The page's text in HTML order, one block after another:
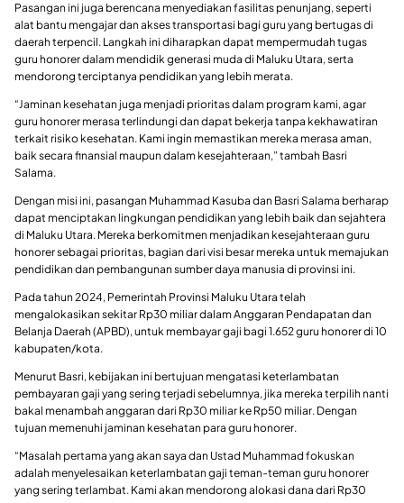
Pasangan ini juga berencana menyediakan fasilitas penunjang, seperti
alat bantu mengajar dan akses transportasi bagi guru yang bertugas di
daerah terpencil. Langkah ini diharapkan dapat mempermudah tugas
guru honorer dalam mendidik generasi muda di Maluku Utara, serta
mendorong terciptanya pendidikan yang lebih merata.
“Jaminan kesehatan juga menjadi prioritas dalam program kami, agar
guru honorer merasa terlindungi dan dapat bekerja tanpa kekhawatiran
terkait risiko kesehatan. Kami ingin memastikan mereka merasa aman,
baik secara finansial maupun dalam kesejahteraan,” tambah Basri
Salama.
Dengan misi ini, pasangan Muhammad Kasuba dan Basri Salama berharap
dapat menciptakan lingkungan pendidikan yang lebih baik dan sejahtera
di Maluku Utara. Mereka berkomitmen menjadikan kesejahteraan guru
honorer sebagai prioritas, bagian dari visi besar mereka untuk memajukan
pendidikan dan pembangunan sumber daya manusia di provinsi ini.
Pada tahun 2024, Pemerintah Provinsi Maluku Utara telah
mengalokasikan sekitar Rp30 miliar dalam Anggaran Pendapatan dan
Belanja Daerah (APBD), untuk membayar gaji bagi 1.652 guru honorer di 10
kabupaten/kota.
Menurut Basri, kebijakan ini bertujuan mengatasi keterlambatan
pembayaran gaji yang sering terjadi sebelumnya, jika mereka terpilih nanti
bakal menambah anggaran dari Rp30 miliar ke Rp50 miliar. Dengan
tujuan memenuhi jaminan kesehatan para guru honorer.
“Masalah pertama yang akan saya dan Ustad Muhammad fokuskan
adalah menyelesaikan keterlambatan gaji teman-teman guru honorer
yang sering terlambat. Kami akan mendorong alokasi dana dari Rp30